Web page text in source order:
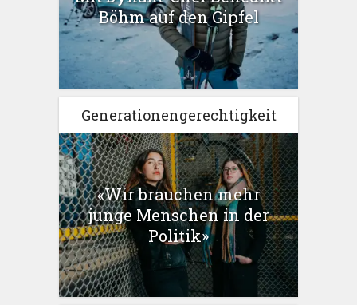
Böhm auf den Gipfel
Generationengerechtigkeit
«Wir brauchen mehr
junge Menschen in der
Politik»